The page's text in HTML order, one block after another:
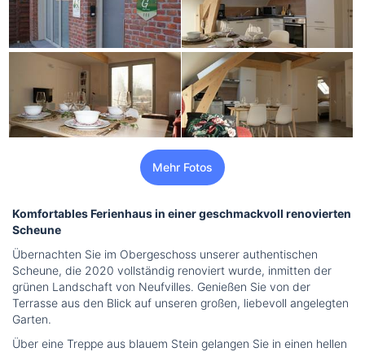
Mehr Fotos
Komfortables Ferienhaus in einer geschmackvoll renovierten
Scheune
Übernachten Sie im Obergeschoss unserer authentischen
Scheune, die 2020 vollständig renoviert wurde, inmitten der
grünen Landschaft von Neufvilles. Genießen Sie von der
Terrasse aus den Blick auf unseren großen, liebevoll angelegten
Garten.
Über eine Treppe aus blauem Stein gelangen Sie in einen hellen